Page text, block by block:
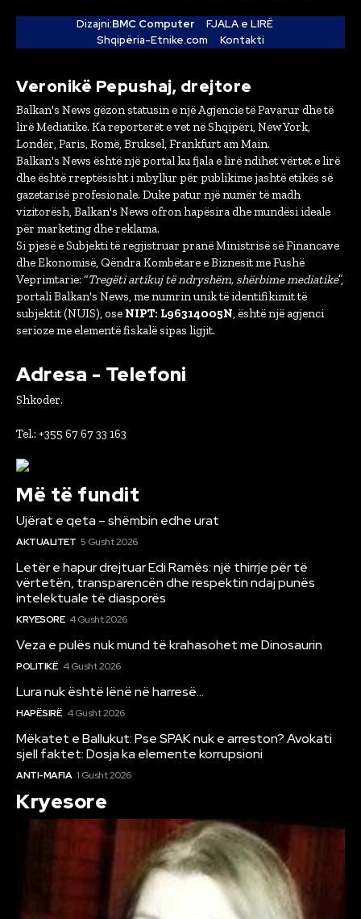
Dizajni:BMC Computer
FJALA e LIRË
Shqipëria-Etnike.com
Kontakti
Veronikë Pepushaj, drejtore
Balkan's News gëzon statusin e një Agjencie të Pavarur dhe të
lirë Mediatike. Ka reporterët e vet në Shqipëri, New York,
Londër, Paris, Romë, Bruksel, Frankfurt am Main.
Balkan's News është një portal ku fjala e lirë ndihet vërtet e lirë
dhe është rreptësisht i mbyllur për publikime jashtë etikës së
gazetarisë profesionale. Duke patur një numër të madh
vizitorësh, Balkan's News ofron hapësira dhe mundësi ideale
për marketing dhe reklama.
Si pjesë e Subjekti të regjistruar pranë Ministrisë së Financave
dhe Ekonomisë, Qëndra Kombëtare e Biznesit me Fushë
Veprimtarie: “Tregëti artikuj të ndryshëm, shërbime mediatike”,
portali Balkan's News, me numrin unik të identifikimit të
subjektit (NUIS), ose NIPT: L96314005N, është një agjenci
serioze me elementë fiskalë sipas ligjit.
Adresa - Telefoni
Shkoder.
Tel.: +355 67 67 33 163
Më të fundit
Ujërat e qeta – shëmbin edhe urat
AKTUALITET 5 Gusht 2026
Letër e hapur drejtuar Edi Ramës: një thirrje për të
vërtetën, transparencën dhe respektin ndaj punës
intelektuale të diasporës
KRYESORE 4 Gusht 2026
Veza e pulës nuk mund të krahasohet me Dinosaurin
POLITIKË 4 Gusht 2026
Lura nuk është lënë në harresë…
HAPËSIRË 4 Gusht 2026
Mëkatet e Ballukut: Pse SPAK nuk e arreston? Avokati
sjell faktet: Dosja ka elemente korrupsioni
ANTI-MAFIA 1 Gusht 2026
Kryesore